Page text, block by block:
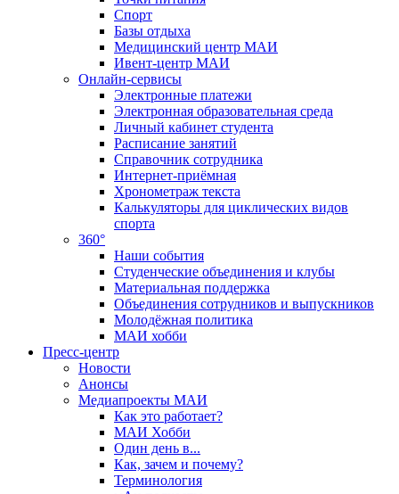
Спорт
Базы отдыха
Медицинский центр МАИ
Ивент-центр МАИ
Онлайн-сервисы
Электронные платежи
Электронная образовательная среда
Личный кабинет студента
Расписание занятий
Справочник сотрудника
Интернет-приёмная
Хронометраж текста
Калькуляторы для циклических видов
спорта
360°
Наши события
Студенческие объединения и клубы
Материальная поддержка
Объединения сотрудников и выпускников
Молодёжная политика
МАИ хобби
Пресс-центр
Новости
Анонсы
Медиапроекты МАИ
Как это работает?
МАИ Хобби
Один день в...
Как, зачем и почему?
Терминология